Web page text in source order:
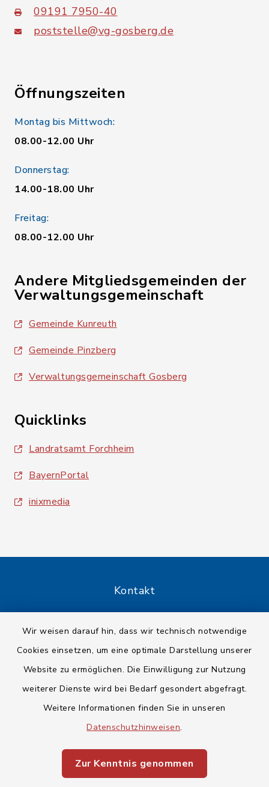
Wir weisen darauf hin, dass wir technisch notwendige
Cookies einsetzen, um eine optimale Darstellung unserer
Website zu ermöglichen. Die Einwilligung zur Nutzung
weiterer Dienste wird bei Bedarf gesondert abgefragt.
Weitere Informationen finden Sie in unseren
Datenschutzhinweisen.
Zur Kenntnis genommen
09191 7950-40
poststelle@vg-gosberg.de
Öffnungszeiten
Montag bis Mittwoch:
08.00-12.00 Uhr
Donnerstag:
14.00-18.00 Uhr
Freitag:
08.00-12.00 Uhr
Andere Mitgliedsgemeinden der
Verwaltungsgemeinschaft
Gemeinde Kunreuth
Gemeinde Pinzberg
Verwaltungsgemeinschaft Gosberg
Quicklinks
Landratsamt Forchheim
BayernPortal
inixmedia
Kontakt
Datenschutz
Impressum
Sitemap
Cookie-Einstellungen